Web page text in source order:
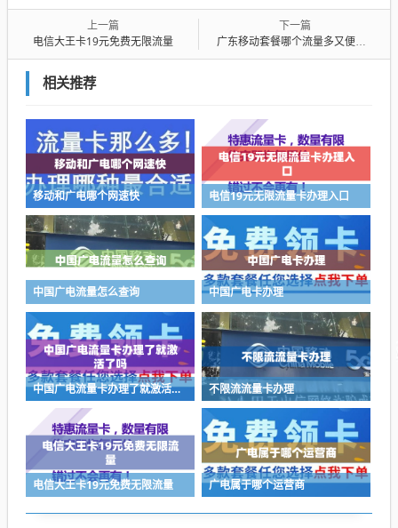
上一篇
电信大王卡19元免费无限流量
下一篇
广东移动套餐哪个流量多又便宜的
相关推荐
移动和广电哪个网速快 电信19元无限流量卡办理入口
中国广电流量怎么查询 中国广电卡办理
中国广电流量卡办理了就激活了吗 不限流流量卡办理
电信大王卡19元免费无限流量 广电属于哪个运营商